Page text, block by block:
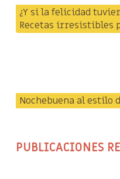
¿Y si la felicidad
Recetas irresistibles
Nochebuena al estilo
PUBLICACIONES